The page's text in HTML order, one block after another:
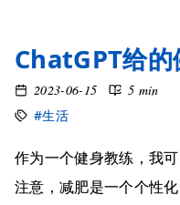
ChatGPT给的
2023-06-15
5 min
#生活
作为一个健身教练，我
注意，减肥是一个个性